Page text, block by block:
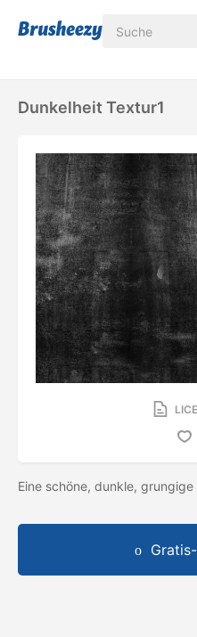
Dunkelheit Textur1
Eine schöne, dunkle,